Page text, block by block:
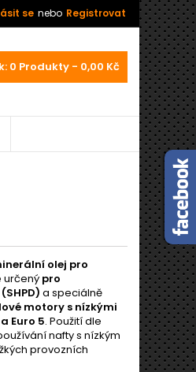
se nebo Registrovat
0 Produkty - 0,00 Kč
olej pro
určený pro
a speciálně
motory s nízkými
Euro 5. Použití dle
nafty s nízkým
provozních